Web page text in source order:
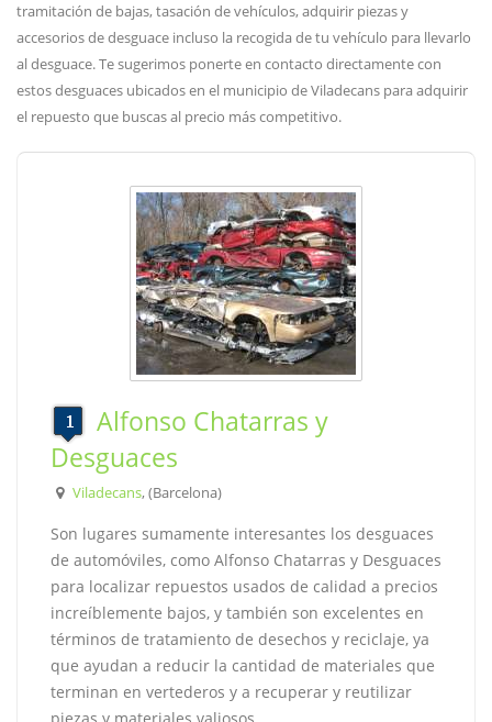
tramitación de bajas, tasación de vehículos, adquirir piezas y
accesorios de desguace incluso la recogida de tu vehículo para llevarlo
al desguace. Te sugerimos ponerte en contacto directamente con
estos desguaces ubicados en el municipio de Viladecans para adquirir
el repuesto que buscas al precio más competitivo.
Alfonso Chatarras y
Desguaces
Viladecans, (Barcelona)
Son lugares sumamente interesantes los desguaces
de automóviles, como Alfonso Chatarras y Desguaces
para localizar repuestos usados de calidad a precios
increíblemente bajos, y también son excelentes en
términos de tratamiento de desechos y reciclaje, ya
que ayudan a reducir la cantidad de materiales que
terminan en vertederos y a recuperar y reutilizar